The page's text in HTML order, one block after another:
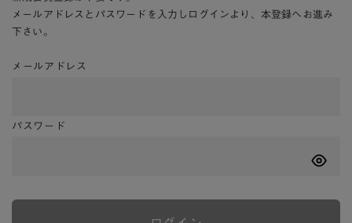
メールアドレスとパスワードを入力しログインより、本登録へお進み
下さい。
メールアドレス
パスワード